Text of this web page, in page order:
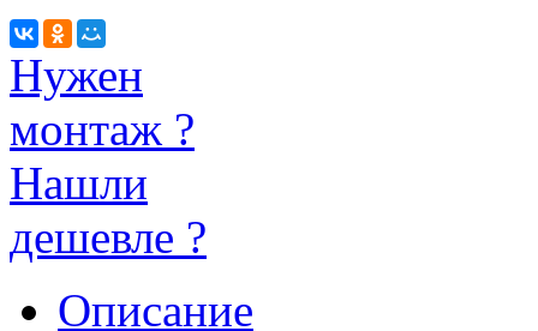
Нужен
монтаж ?
Нашли
дешевле ?
Описание